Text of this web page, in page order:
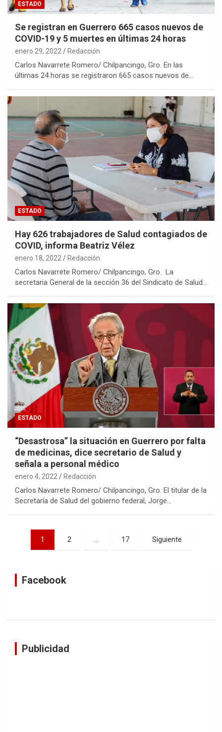
ESTADO
Se registran en Guerrero 665 casos nuevos de
COVID-19 y 5 muertes en últimas 24 horas
enero 29, 2022 Redacción
Carlos Navarrete Romero/ Chilpancingo, Gro. En las
últimas 24 horas se registraron 665 casos nuevos de…
ESTADO
Hay 626 trabajadores de Salud contagiados de
COVID, informa Beatriz Vélez
enero 18, 2022 Redacción
Carlos Navarrete Romero/ Chilpancingo, Gro. La
secretaria General de la sección 36 del Sindicato de Salud…
ESTADO
“Desastrosa” la situación en Guerrero por falta
de medicinas, dice secretario de Salud y
señala a personal médico
enero 4, 2022 Redacción
Carlos Navarrete Romero/ Chilpancingo, Gro. El titular de la
Secretaría de Salud del gobierno federal, Jorge…
Navegación
1 2 … 17 Siguiente
Facebook
Publicidad